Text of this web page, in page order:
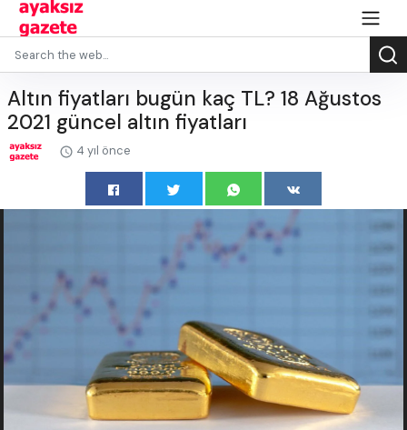
Altın fiyatları bugün kaç TL? 18 Ağustos
2021 güncel altın fiyatları
4 yıl önce